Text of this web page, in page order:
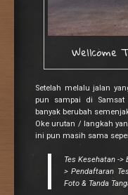
Wellcome
Setelah melalu jalan
pun sampai di
banyak berubah
Oke urutan / langkah
ini pun masih sama
Tes Kesehatan -
> Pendaftaran
Foto & Tanda